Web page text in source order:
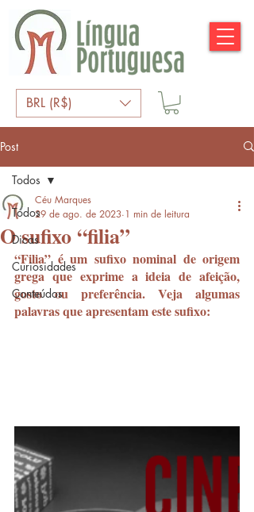
BRL (R$)
Post
Todos
Dicas
Curiosidades
Conteúdos
Todos
O sufixo “filia”​
Céu Marques
29 de ago. de 2023 1 min de leitura
“Filia” é um sufixo nominal de origem
grega que exprime a ideia de afeição,
gosto ou preferência. Veja algumas
palavras que apresentam este sufixo: